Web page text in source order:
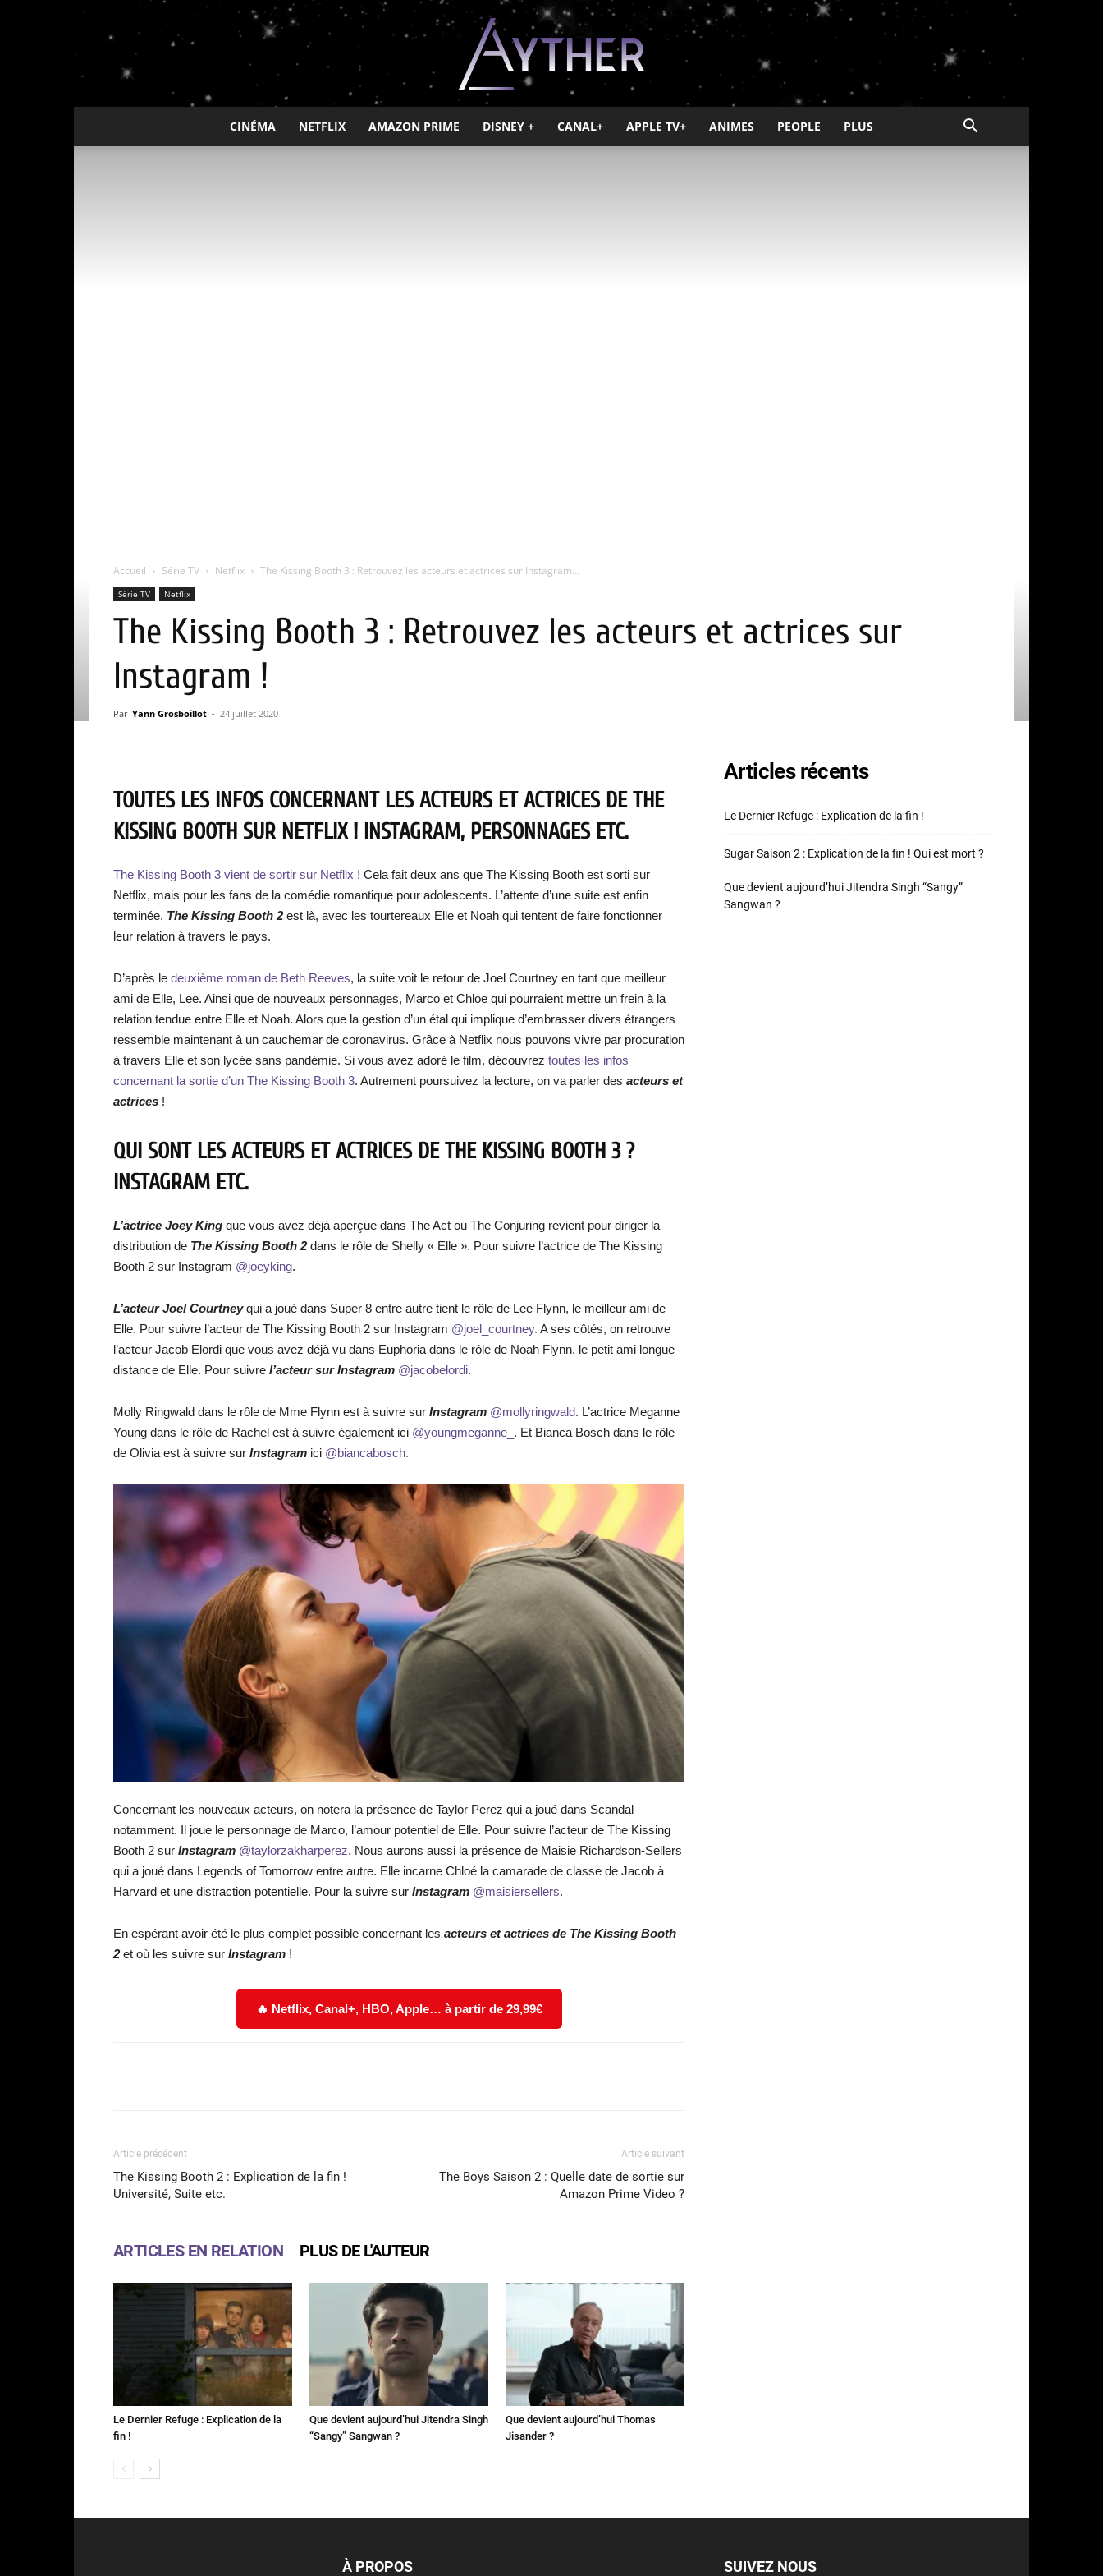
Ayther
CINÉMA NETFLIX AMAZON PRIME DISNEY + CANAL+ APPLE TV+ ANIMES PEOPLE PLUS
Accueil Série TV Netflix The Kissing Booth 3 : Retrouvez les acteurs et actrices sur Instagram...
Série TV Netflix
The Kissing Booth 3 : Retrouvez les acteurs et actrices sur
Instagram !
Par Yann Grosboillot - 24 juillet 2020
TOUTES LES INFOS CONCERNANT LES ACTEURS ET ACTRICES DE THE
KISSING BOOTH SUR NETFLIX ! INSTAGRAM, PERSONNAGES ETC.
The Kissing Booth 3 vient de sortir sur Netflix ! Cela fait deux ans que The Kissing Booth est sorti sur
Netflix, mais pour les fans de la comédie romantique pour adolescents. L’attente d’une suite est enfin
terminée. The Kissing Booth 2est là, avec les tourtereaux Elle et Noah qui tentent de faire fonctionner
leur relation à travers le pays.
D’après le deuxième roman de Beth Reeves, la suite voit le retour de Joel Courtney en tant que meilleur
ami de Elle, Lee. Ainsi que de nouveaux personnages, Marco et Chloe qui pourraient mettre un frein à la
relation tendue entre Elle et Noah. Alors que la gestion d’un étal qui implique d’embrasser divers étrangers
ressemble maintenant à un cauchemar de coronavirus. Grâce à Netflix nous pouvons vivre par procuration
à travers Elle et son lycée sans pandémie. Si vous avez adoré le film, découvrez toutes les infos
concernant la sortie d’un The Kissing Booth 3. Autrement poursuivez la lecture, on va parler des acteurs et
actrices !
QUI SONT LES ACTEURS ET ACTRICES DE THE KISSING BOOTH 3 ?
INSTAGRAM ETC.
L’actrice Joey King que vous avez déjà aperçue dans The Act ou The Conjuring revient pour diriger la
distribution de The Kissing Booth 2dans le rôle de Shelly « Elle ». Pour suivre l’actrice de The Kissing
Booth 2 sur Instagram @joeyking.
L’acteur Joel Courtneyqui a joué dans Super 8 entre autre tient le rôle de Lee Flynn, le meilleur ami de
Elle. Pour suivre l’acteur de The Kissing Booth 2 sur Instagram @joel_courtney. A ses côtés, on retrouve
l’acteur Jacob Elordi que vous avez déjà vu dans Euphoria dans le rôle de Noah Flynn, le petit ami longue
distance de Elle. Pour suivre l’acteur sur Instagram @jacobelordi.
Molly Ringwald dans le rôle de Mme Flynn est à suivre sur Instagram @mollyringwald. L’actrice Meganne
Young dans le rôle de Rachel est à suivre également ici @youngmeganne_ . Et Bianca Bosch dans le rôle
de Olivia est à suivre sur Instagram ici @biancabosch.
Concernant les nouveaux acteurs, on notera la présence de Taylor Perez qui a joué dans Scandal
notamment. Il joue le personnage de Marco, l’amour potentiel de Elle. Pour suivre l’acteur de The Kissing
Booth 2 sur Instagram @taylorzakharperez. Nous aurons aussi la présence de Maisie Richardson-Sellers
qui a joué dans Legends of Tomorrow entre autre. Elle incarne Chloé la camarade de classe de Jacob à
Harvard et une distraction potentielle. Pour la suivre sur Instagram @maisiersellers.
En espérant avoir été le plus complet possible concernant les acteurs et actrices de The Kissing Booth
2et où les suivre sur Instagram !
🔥 Netflix, Canal+, HBO, Apple… à partir de 29,99€
Article précédent
The Kissing Booth 2 : Explication de la fin !
Université, Suite etc.
Article suivant
The Boys Saison 2 : Quelle date de sortie sur
Amazon Prime Video ?
ARTICLES EN RELATION PLUS DE L'AUTEUR
Le Dernier Refuge : Explication de la
fin !
Que devient aujourd’hui Jitendra Singh
“Sangy” Sangwan ?
Que devient aujourd’hui Thomas
Jisander ?
Articles récents
Le Dernier Refuge : Explication de la fin !
Sugar Saison 2 : Explication de la fin ! Qui est mort ?
Que devient aujourd’hui Jitendra Singh “Sangy”
Sangwan ?
À PROPOS SUIVEZ NOUS